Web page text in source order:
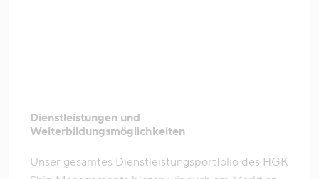
Dienstleistungen und
Weiterbildungsmöglichkeiten
Unser gesamtes Dienstleistungsportfolio des HGK